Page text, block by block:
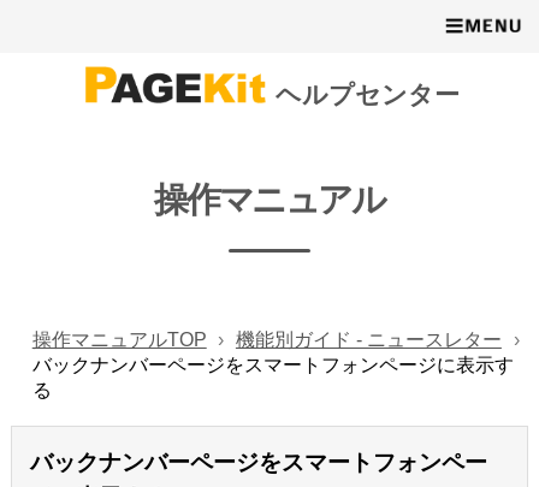
ヘルプセンター
操作マニュアル
操作マニュアルTOP
機能別ガイド - ニュースレター
バックナンバーページをスマートフォンページに表示す
る
バックナンバーページをスマートフォンペー